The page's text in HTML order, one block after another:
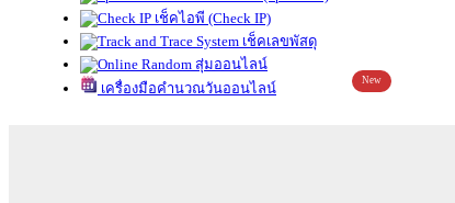
เช็คไอพี (Check IP)
เช็คเลขพัสดุ
สุ่มออนไลน์
เครื่องมือคำนวณวันออนไลน์
New